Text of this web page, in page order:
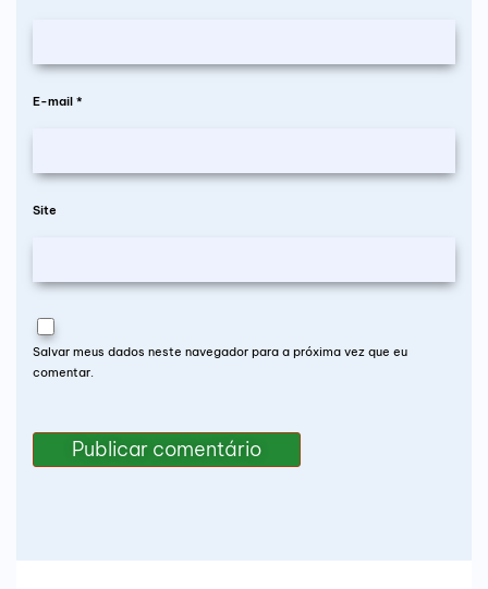
E-mail *
Site
Salvar meus dados neste navegador para a próxima vez que eu
comentar.